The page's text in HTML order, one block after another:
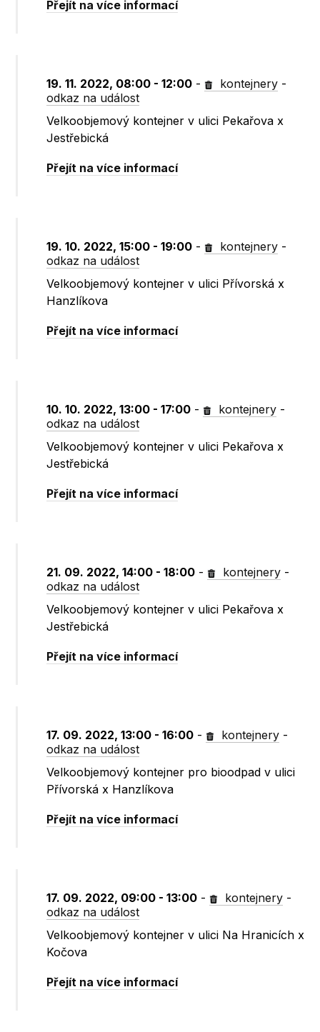
Přejít na více informací
19. 11. 2022, 08:00 - 12:00 - kontejnery -
odkaz na událost
Velkoobjemový kontejner v ulici Pekařova x
Jestřebická
Přejít na více informací
19. 10. 2022, 15:00 - 19:00 - kontejnery -
odkaz na událost
Velkoobjemový kontejner v ulici Přívorská x
Hanzlíkova
Přejít na více informací
10. 10. 2022, 13:00 - 17:00 - kontejnery -
odkaz na událost
Velkoobjemový kontejner v ulici Pekařova x
Jestřebická
Přejít na více informací
21. 09. 2022, 14:00 - 18:00 - kontejnery -
odkaz na událost
Velkoobjemový kontejner v ulici Pekařova x
Jestřebická
Přejít na více informací
17. 09. 2022, 13:00 - 16:00 - kontejnery -
odkaz na událost
Velkoobjemový kontejner pro bioodpad v ulici
Přívorská x Hanzlíkova
Přejít na více informací
17. 09. 2022, 09:00 - 13:00 - kontejnery -
odkaz na událost
Velkoobjemový kontejner v ulici Na Hranicích x
Kočova
Přejít na více informací